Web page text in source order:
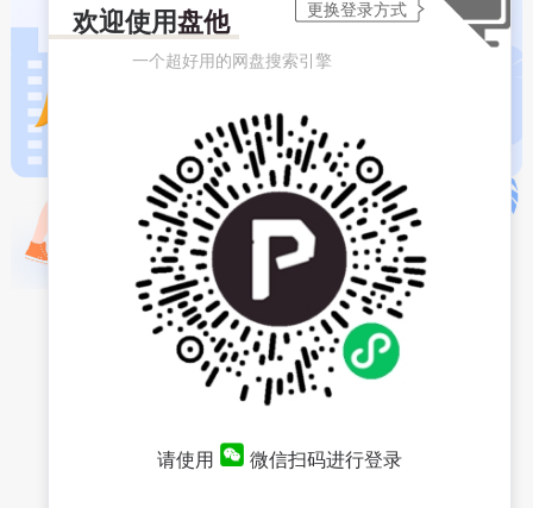
欢迎使用盘他
一个超好用的网盘搜索引擎
请使用 微信扫码进行登录